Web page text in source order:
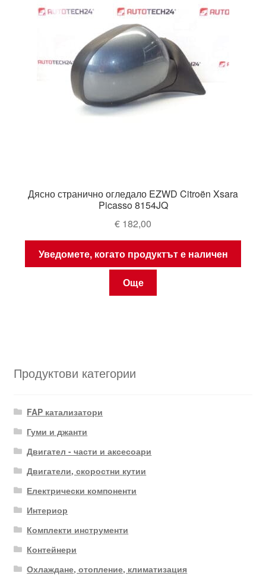
Дясно странично огледало EZWD Citroën Xsara
Picasso 8154JQ
€ 182,00
Уведомете, когато продуктът е наличен
Още
Продуктови категории
FAP катализатори
Гуми и джанти
Двигател - части и аксесоари
Двигатели, скоростни кутии
Електрически компоненти
Интериор
Комплекти инструменти
Контейнери
Охлаждане, отопление, климатизация